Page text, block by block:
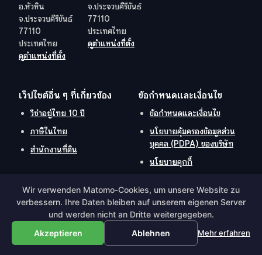
อ.หัวหิน
จ.ประจวบคีรีขันธ์
77110
ประเทศไทย
ดูตำแหน่งที่ตั้ง
จ.ประจวบคีรีขันธ์
77110
ประเทศไทย
ดูตำแหน่งที่ตั้ง
เว็ปไซต์อื่น ๆ ที่เกี่ยวข้อง
วีซ่าอยู่ไทย 10 ปี
ภาษีในไทย
สำนักงานที่ดิน
ข้อกำหนดและเงื่อนไข
ข้อกำหนดและเงื่อนไข
นโยบายคุ้มครองข้อมูลส่วน
บุคคล (PDPA) ของบริษัท
นโยบายคุกกี้
Wir verwenden Matomo-Cookies, um unsere Website zu
verbessern. Ihre Daten bleiben auf unserem eigenen Server
und werden nicht an Dritte weitergegeben.
Akzeptieren
Ablehnen Mehr erfahren
Hosted and Developed byHosting-Group.​
Powered byexPub.Net